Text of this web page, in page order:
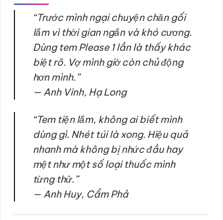
“Trước mình ngại chuyện chăn gối
lắm vì thời gian ngắn và khó cương.
Dùng tem Please 1 lần là thấy khác
biệt rõ. Vợ mình giờ còn chủ động
hơn mình.”
— Anh Vinh, Hạ Long
“Tem tiện lắm, không ai biết mình
dùng gì. Nhét túi là xong. Hiệu quả
nhanh mà không bị nhức đầu hay
mệt như một số loại thuốc mình
từng thử.”
— Anh Huy, Cẩm Phả